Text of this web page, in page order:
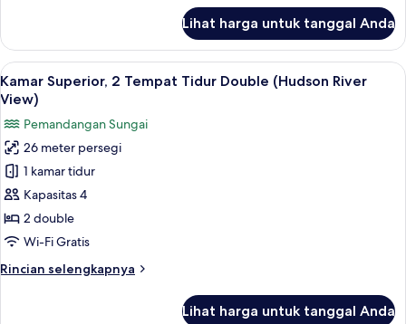
View)
Kamar
Superior,
1
Tempat
King
(Hudson
River
View)
Lihat harga untuk tanggal Anda
Lihat
semua
foto
untuk
Kamar
Superior,
2
Tempat
Tidur
(Hudson
Seprai antialergi, brankas, meja
6
Kamar Superior, 2 Tempat Tidur Double (Hudson River
View)
Pemandangan Sungai
26 meter persegi
1 kamar tidur
Kapasitas 4
2 double
Wi-Fi Gratis
Rincian selengkapnya
Rincian
Lihat harga untuk tanggal Anda